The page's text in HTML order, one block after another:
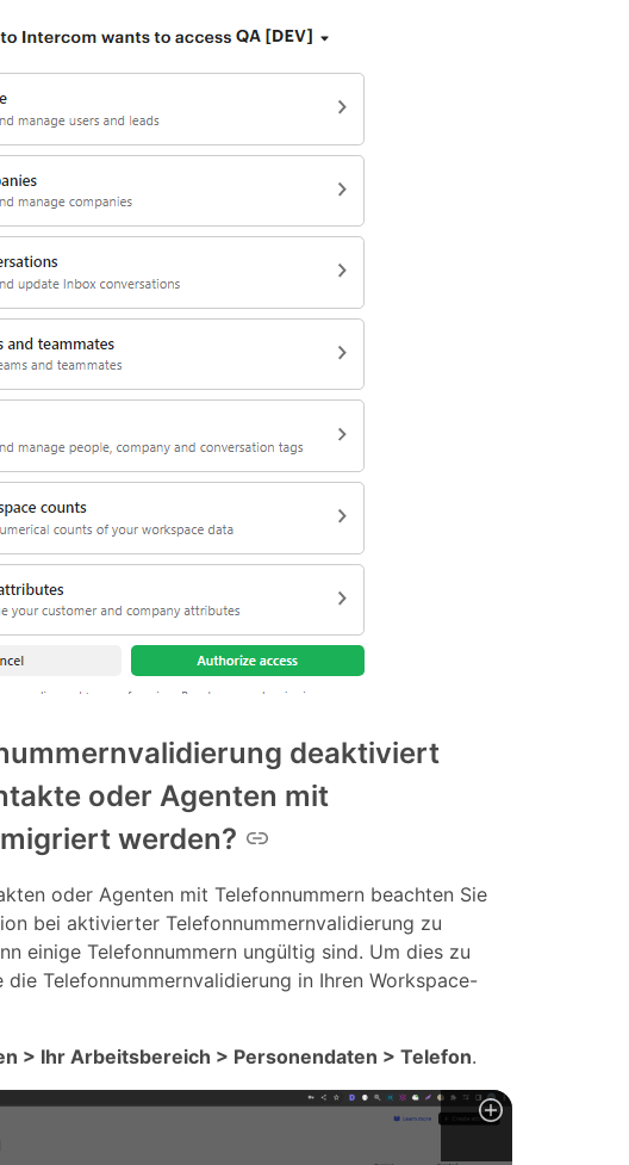
deaktiviert
oder Agenten mit
werden?
oder Agenten mit Telefonnummern beachten Sie
bei aktivierter Telefonnummernvalidierung zu
einige Telefonnummern ungültig sind. Um dies zu
Telefonnummernvalidierung in Ihren Workspace-
> Ihr Arbeitsbereich > Personendaten > Telefon.